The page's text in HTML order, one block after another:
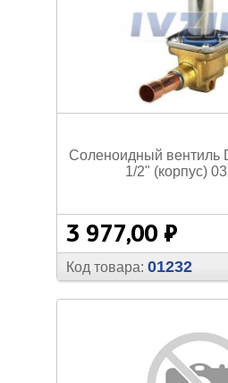
Соленоидный вентиль
1/2" (корпус)
3 977,00 ₽
Код товара: 01232